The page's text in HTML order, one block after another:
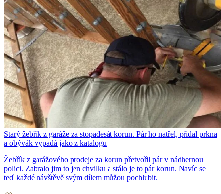
Starý žebřík z garáže za stopadesát korun. Pár ho natřel, přidal prkna
a obývák vypadá jako z katalogu
Žebřík z garážového prodeje za korun přetvořil pár v nádhernou
polici. Zabralo jim to jen chvilku a stálo je to pár korun. Navíc se
teď každé návštěvě svým dílem můžou pochlubit.